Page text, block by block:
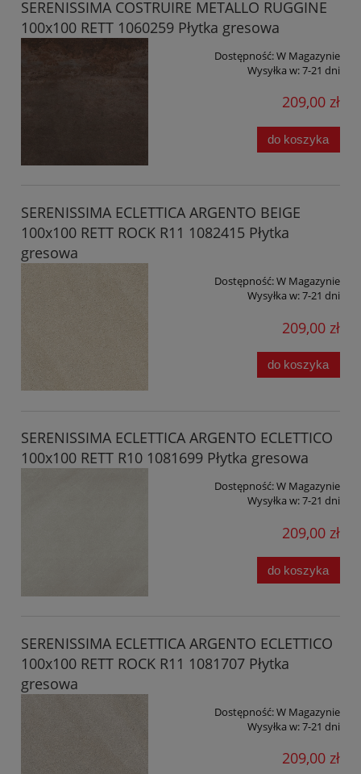
SERENISSIMA COSTRUIRE METALLO RUGGINE
100x100 RETT 1060259 Płytka gresowa
Dostępność:W Magazynie
Wysyłka w:7-21 dni
209,00 zł
do koszyka
SERENISSIMA ECLETTICA ARGENTO BEIGE
100x100 RETT ROCK R11 1082415 Płytka
gresowa
Dostępność:W Magazynie
Wysyłka w:7-21 dni
209,00 zł
do koszyka
SERENISSIMA ECLETTICA ARGENTO ECLETTICO
100x100 RETT R10 1081699 Płytka gresowa
Dostępność:W Magazynie
Wysyłka w:7-21 dni
209,00 zł
do koszyka
SERENISSIMA ECLETTICA ARGENTO ECLETTICO
100x100 RETT ROCK R11 1081707 Płytka
gresowa
Dostępność:W Magazynie
Wysyłka w:7-21 dni
209,00 zł